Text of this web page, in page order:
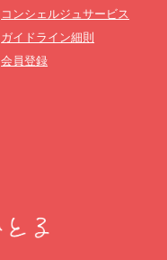
コンシェルジュサービス
ガイドライン細則
会員登録